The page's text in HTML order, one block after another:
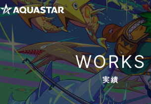
WORKS
実績